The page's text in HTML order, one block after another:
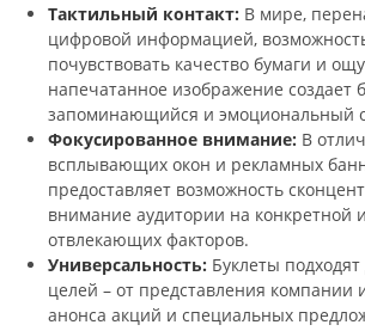
Тактильный контакт: В мире,
цифровой информацией,
почувствовать качество бумаги и
напечатанное изображение создает
запоминающийся и эмоциональный
Фокусированное внимание: В
всплывающих окон и рекламных
предоставляет возможность
внимание аудитории на конкретной
отвлекающих факторов.
Универсальность: Буклеты
целей – от представления компании
анонса акций и специальных